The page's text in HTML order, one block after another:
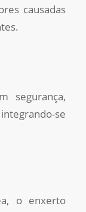
causadas
segurança,
se
o enxerto